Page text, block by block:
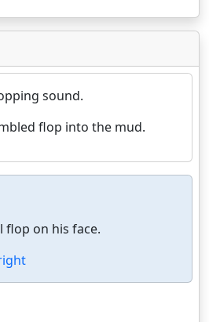
sound.
flop into the mud.
flop on his face.